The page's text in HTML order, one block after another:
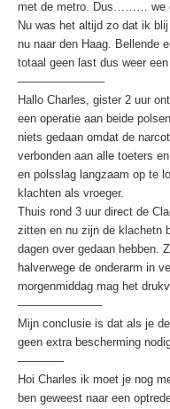
met de metro. Dus……… we
Nu was het altijd zo dat ik
nu naar den Haag. Bellende
totaal geen last dus weer
———————–
Hallo Charles, gister 2 uur
een operatie aan beide
niets gedaan omdat de
verbonden aan alle toeters
en polsslag langzaam op te
klachten als vroeger.
Thuis rond 3 uur direct de
zitten en nu zijn de klachetn
dagen over gedaan hebben.
halverwege de onderarm in
morgenmiddag mag het
———————-
Mijn conclusie is dat als je
geen extra bescherming
————
Hoi Charles ik moet je nog
ben geweest naar een